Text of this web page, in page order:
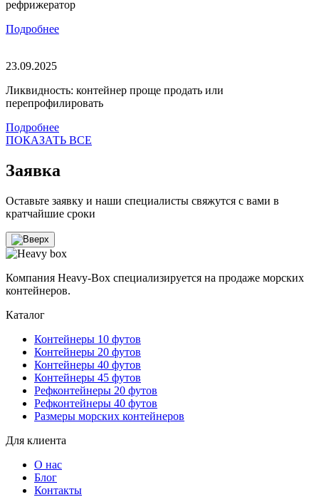
рефрижератор
Подробнее
23.09.2025
Ликвидность: контейнер проще продать или
перепрофилировать
Подробнее
ПОКАЗАТЬ ВСЕ
Заявка
Оставьте заявку и наши специалисты свяжутся с вами в
кратчайшие сроки
Компания Heavy-Box специализируется на продаже морских
контейнеров.
Каталог
Контейнеры 10 футов
Контейнеры 20 футов
Контейнеры 40 футов
Контейнеры 45 футов
Рефконтейнеры 20 футов
Рефконтейнеры 40 футов
Размеры морских контейнеров
Для клиента
О нас
Блог
Контакты